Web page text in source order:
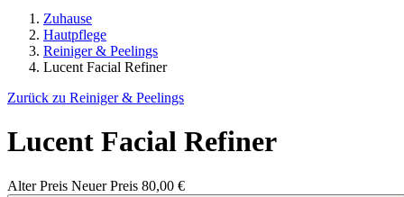
Zuhause
Hautpflege
Reiniger & Peelings
Lucent Facial Refiner
Zurück zu Reiniger & Peelings
Lucent Facial Refiner
Alter Preis Neuer Preis 80,00 €